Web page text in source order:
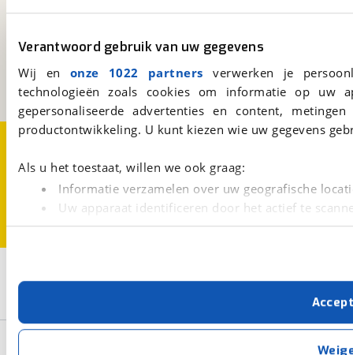
Verantwoord gebruik van uw gegevens
Wij en onze 1022 partners verwerken je
technologieën zoals cookies om informatie op
gepersonaliseerde advertenties en content,
productontwikkeling. U kunt kiezen wie uw gegevens
Als u het toestaat, willen we ook graag:
Informatie verzamelen over uw geografische
Uw apparaat identificeren door het actief te
Lees meer over hoe uw persoonlijke gegevens worden
Met cookies en vergelijkbare technieken zorgen we
cookies zorgen ervoor dat de website goed werkt.
verbeteren. We tonen je graag relevante advertenties
buiten onze website volgt – uiteraard op
Kosterijland15
3981 AJ Bunnik
Een initiatief van
BOVAG
Over viaBOVAG.nlDisclaimer- en Privacyverklaring